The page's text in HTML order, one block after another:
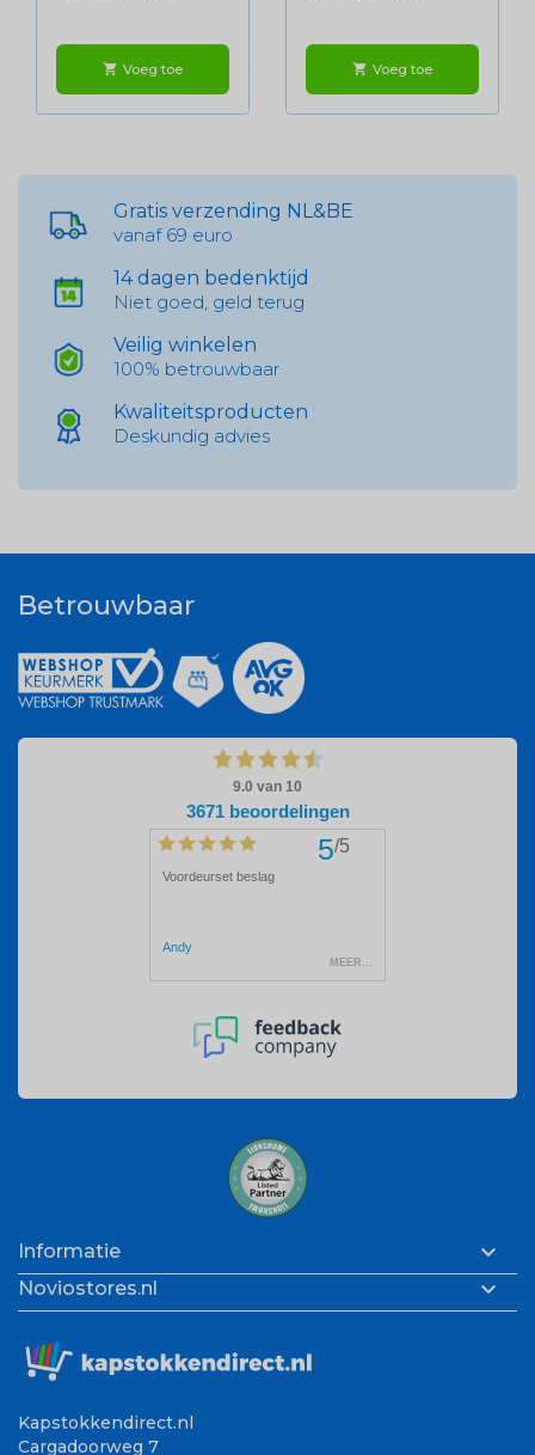
shopping_cart Voeg toe shopping_cart Voeg toe
Gratis verzending NL&BE
vanaf 69 euro
14 dagen bedenktijd
Niet goed, geld terug
Veilig winkelen
100% betrouwbaar
Kwaliteitsproducten
Deskundig advies
Betrouwbaar
Informatie 
Noviostores.nl 
Kapstokkendirect.nl
Cargadoorweg 7